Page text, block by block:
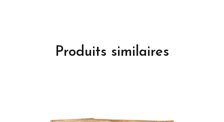
Produits similaires